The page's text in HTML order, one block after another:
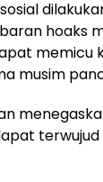
hoaks
memicu
musim